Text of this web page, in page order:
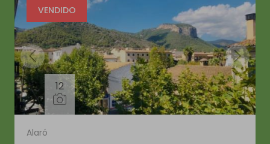
VENDIDO
12
Alaró